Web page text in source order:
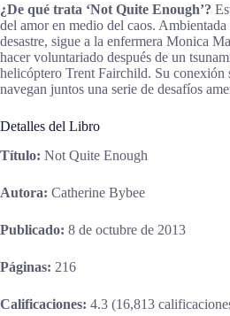
¿De qué trata ‘Not Quite Enough’?
del amor en medio del caos. Ambientada
desastre, sigue a la enfermera Monica
hacer voluntariado después de un
helicóptero Trent Fairchild. Su conexión
navegan juntos una serie de desafíos
Detalles del Libro
Título: Not Quite Enough
Autora: Catherine Bybee
Publicado: 8 de octubre de 2013
Páginas: 216
Calificaciones: 4.3 (16,813